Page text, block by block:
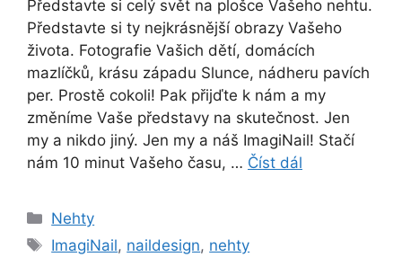
Představte si celý svět na plošce Vašeho nehtu.
Představte si ty nejkrásnější obrazy Vašeho
života. Fotografie Vašich dětí, domácích
mazlíčků, krásu západu Slunce, nádheru pavích
per. Prostě cokoli! Pak přijďte k nám a my
změníme Vaše představy na skutečnost. Jen
my a nikdo jiný. Jen my a náš ImagiNail! Stačí
nám 10 minut Vašeho času, … Číst dál
Rubriky
Nehty
Štítky
ImagiNail, naildesign, nehty